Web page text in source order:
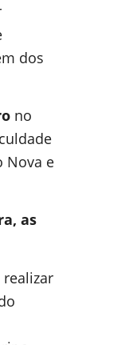
dos
no
Nova e
as